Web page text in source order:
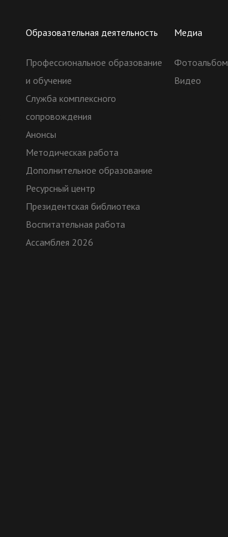
Образовательная деятельность
Профессиональное образование
и обучение
Служба комплексного
сопровождения
Анонсы
Методическая работа
Дополнительное образование
Ресурсный центр
Президентская библиотека
Воспитательная работа
Ассамблея 2026
Медиа
Видео